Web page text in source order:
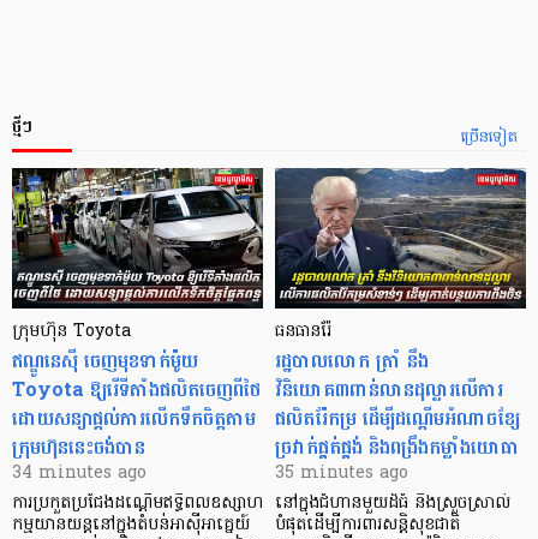
ច្រើនទៀត
ថ្មីៗ
ក្រុមហ៊ុន Toyota
ឥណ្ឌូនេស៊ី ចេញមុខទាក់ម៉ូយ
Toyota ឱ្យរើទីតាំងផលិតចេញពីថៃ
ដោយសន្យាផ្តល់ការលើកទឹកចិត្តតាម
ក្រុមហ៊ុននេះចង់បាន
34 minutes ago
ការប្រកួតប្រជែងដណ្តើមឥទ្ធិពលឧស្សាហ
កម្មយានយន្តនៅក្នុងតំបន់អាស៊ីអាគ្នេយ៍
ធនធានរ៉ែ
​រដ្ឋបាលលោក ត្រាំ នឹង​
វិនិយោគ៣ពាន់លានដុល្លារលើការ
ផលិតរ៉ែកម្រ ដើម្បីដណ្តើមអំណាចខ្សែ
ច្រវាក់ផ្គត់ផ្គង់ និងពង្រឹងកម្លាំងយោធា
35 minutes ago
នៅក្នុងជំហានមួយដ៏ធំ និងស្រួចស្រាល់
បំផុតដើម្បីការពារសន្តិសុខជាតិ